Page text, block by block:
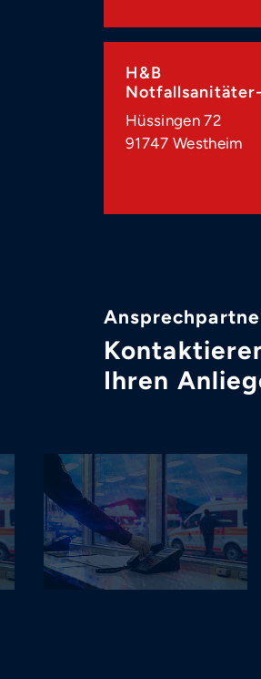
H&B
Hüssingen 72
91747 Westheim
Ihren